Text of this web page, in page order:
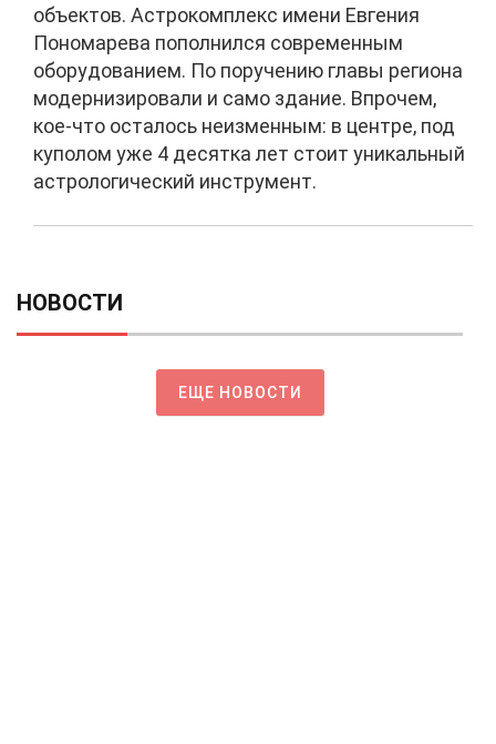
объектов. Астрокомплекс имени Евгения
Пономарева пополнился современным
оборудованием. По поручению главы региона
модернизировали и само здание. Впрочем,
кое-что осталось неизменным: в центре, под
куполом уже 4 десятка лет стоит уникальный
астрологический инструмент.
НОВОСТИ
ЕЩЕ НОВОСТИ